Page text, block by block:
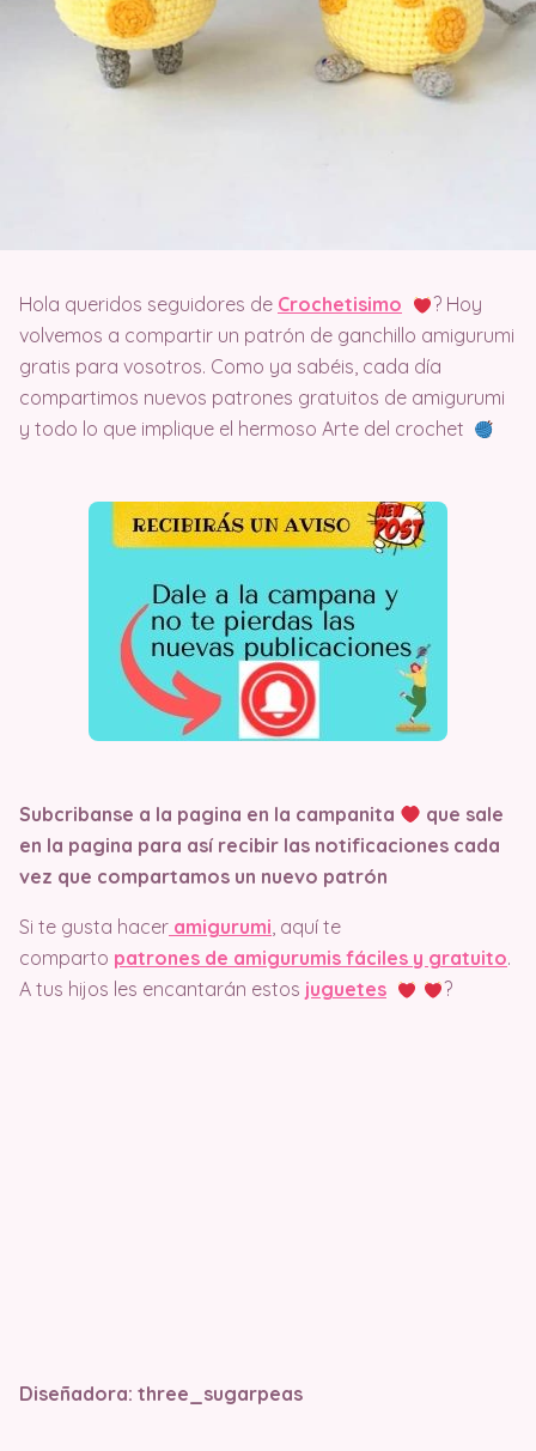
Hola queridos seguidores de Crochetisimo
? Hoy
volvemos a compartir un patrón de ganchillo amigurumi
gratis para vosotros. Como ya sabéis, cada día
compartimos nuevos patrones gratuitos de amigurumi
y todo lo que implique el hermoso Arte del crochet
Subcribanse a la pagina en la campanita
que sale
en la pagina para así recibir las notificaciones cada
vez que compartamos un nuevo patrón
Si te gusta hacer amigurumi, aquí te
comparto patrones de amigurumis fáciles y gratuito.
A tus hijos les encantarán estos juguetes ?
Diseñadora: three_sugarpeas